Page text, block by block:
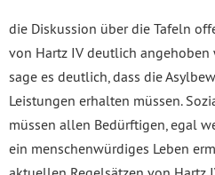
die Diskussion über die Tafeln
von Hartz IV deutlich angehoben
sage es deutlich, dass die
Leistungen erhalten müssen.
müssen allen Bedürftigen, egal
ein menschenwürdiges Leben